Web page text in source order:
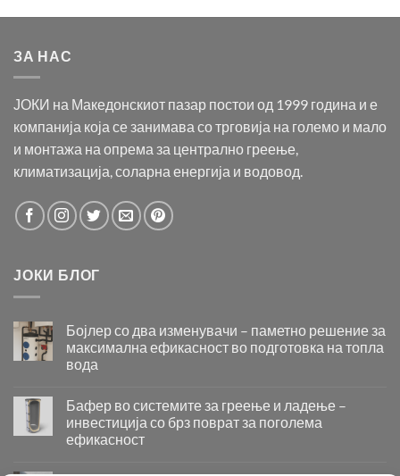
ЗА НАС
ЈОКИ на Македонскиот пазар постои од 1999 година и е
компанија која се занимава со трговија на големо и мало
и монтажа на опрема за централно греење,
климатизација, соларна енергија и водовод.
ЈОКИ БЛОГ
Бојлер со два изменувачи – паметно решение за
максимална ефикасност во подготовка на топла
вода
со
два
изменувачи
–
Бафер во системите за греење и ладење –
инвестиција со брз поврат за поголема
ефикасност